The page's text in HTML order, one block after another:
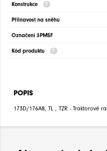
Konstrukce
Přilnavost na sněhu
Označení 3PMSF
Kód produktu
POPIS
173D/176A8, TL , TZR - Traktorové